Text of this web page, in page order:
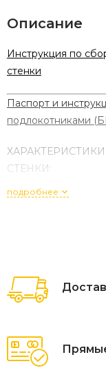
Описание
Инструкция по
стенки
Паспорт и
подлокотниками
СТЕНКИ:
Материал:
см
Глубина: 16 см
Размер
подробнее